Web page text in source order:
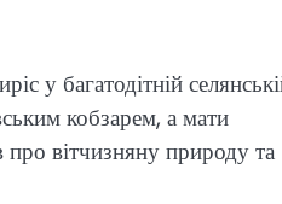
у багатодітній
кобзарем, а мати
вітчизняну природу та